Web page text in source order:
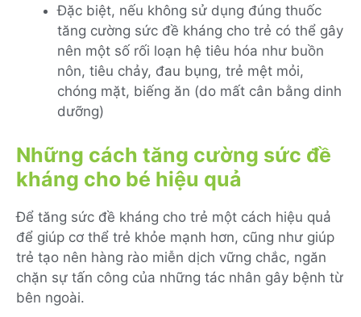
Đặc biệt, nếu không sử dụng đúng thuốc
tăng cường sức đề kháng cho trẻ có thể gây
nên một số rối loạn hệ tiêu hóa như buồn
nôn, tiêu chảy, đau bụng, trẻ mệt mỏi,
chóng mặt, biếng ăn (do mất cân bằng dinh
dưỡng)
Những cách tăng cường sức đề
kháng cho bé hiệu quả
Để tăng sức đề kháng cho trẻ một cách hiệu quả
để giúp cơ thể trẻ khỏe mạnh hơn, cũng như giúp
trẻ tạo nên hàng rào miễn dịch vững chắc, ngăn
chặn sự tấn công của những tác nhân gây bệnh từ
bên ngoài.